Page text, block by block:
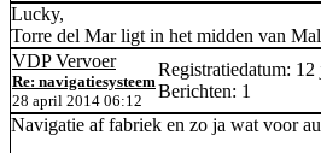
Lucky,
Torre del Mar ligt in het midden van
VDP Vervoer
Re: navigatiesysteem
28 april 2014 06:12
Registratiedatum: 12
Berichten: 1
Navigatie af fabriek en zo ja wat voor